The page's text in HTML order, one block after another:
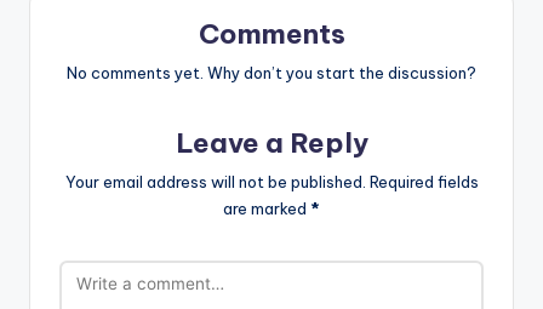
Comments
No comments yet. Why don’t you start the discussion?
Leave a Reply
Your email address will not be published. Required fields
are marked *